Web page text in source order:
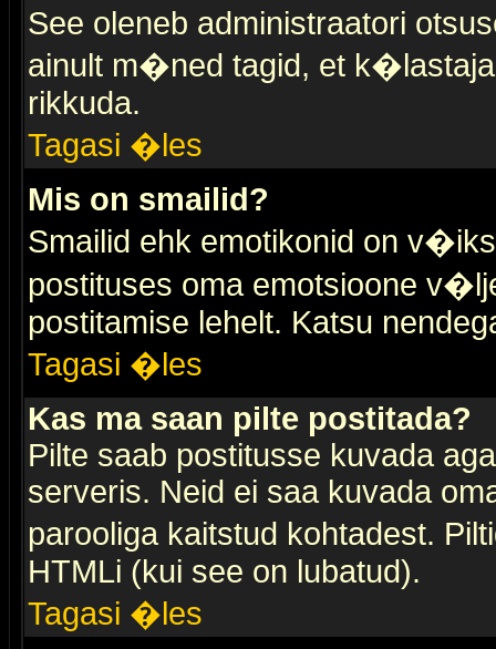
See oleneb administraatori
ainult m�ned tagid, et
rikkuda.
Tagasi �les
Mis on smailid?
Smailid ehk emotikonid on
postituses oma emotsioone
postitamise lehelt. Katsu
Tagasi �les
Kas ma saan pilte postitada?
Pilte saab postitusse kuvada
serveris. Neid ei saa kuvada
parooliga kaitstud kohtadest.
HTMLi (kui see on lubatud).
Tagasi �les